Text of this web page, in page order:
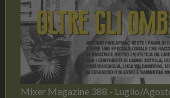
Mixer Magazine 388 - Luglio/